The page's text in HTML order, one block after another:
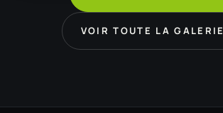
VOIR TOUTE LA GALERIE